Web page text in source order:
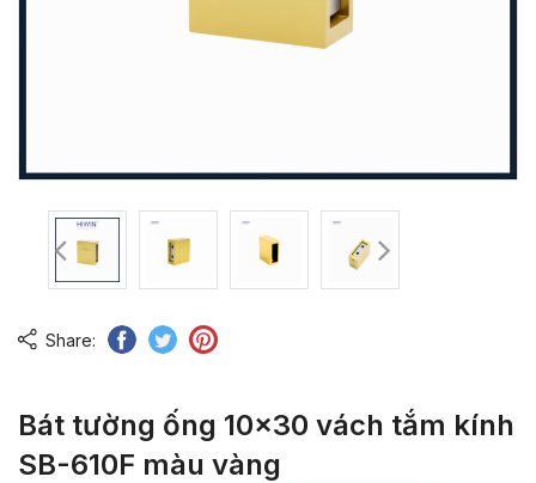
Share:
Bát tường ống 10×30 vách tắm kính
SB-610F màu vàng